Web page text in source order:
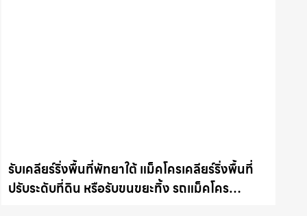
รับเคลียร์ริ่งพื้นที่พัทยาใต้ แม็คโครเคลียร์ริ่งพื้นที่
ปรับระดับที่ดิน หรือรับขนขยะทิ้ง รถแม็คโคร